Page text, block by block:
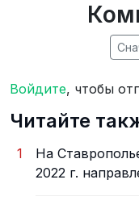
Войдите, чтобы
Читайте
1
На
2022 г.